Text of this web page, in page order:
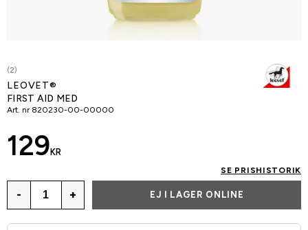
(2)
LEOVET®
FIRST AID MED
Art. nr 820230-00-00000
129 KR
SE PRISHISTORIK
- + EJ I LAGER ONLINE